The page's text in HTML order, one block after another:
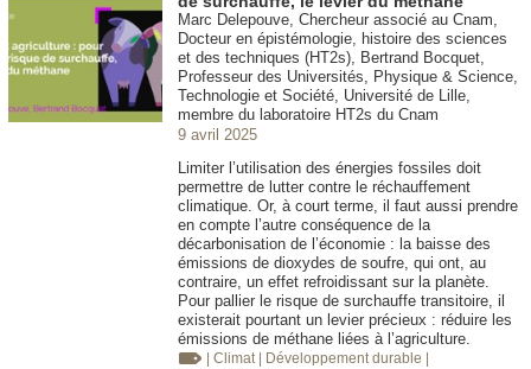
Marc Delepouve, Chercheur associé au Cnam,
Docteur en épistémologie, histoire des sciences
et des techniques (HT2s), Bertrand Bocquet,
Professeur des Universités, Physique & Science,
Technologie et Société, Université de Lille,
membre du laboratoire HT2s du Cnam
9 avril 2025
Limiter l’utilisation des énergies fossiles doit
permettre de lutter contre le réchauffement
climatique. Or, à court terme, il faut aussi prendre
en compte l’autre conséquence de la
décarbonisation de l’économie : la baisse des
émissions de dioxydes de soufre, qui ont, au
contraire, un effet refroidissant sur la planète.
Pour pallier le risque de surchauffe transitoire, il
existerait pourtant un levier précieux : réduire les
émissions de méthane liées à l’agriculture.
| Climat | Développement durable